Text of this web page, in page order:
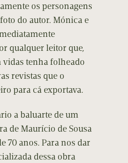
os personagens
do autor. Mónica e
qualquer leitor que,
vidas tenha folheado
revistas que o
para cá exportava.
a baluarte de um
de Maurício de Sousa
70 anos. Para nos dar
dessa obra